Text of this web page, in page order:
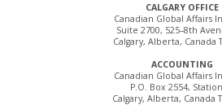
CALGARY OFFICE
Canadian Global Affairs
Suite 2700, 525–8th
Calgary, Alberta, Canada
ACCOUNTING
Canadian Global Affairs
P.O. Box 2554,
Calgary, Alberta, Canada